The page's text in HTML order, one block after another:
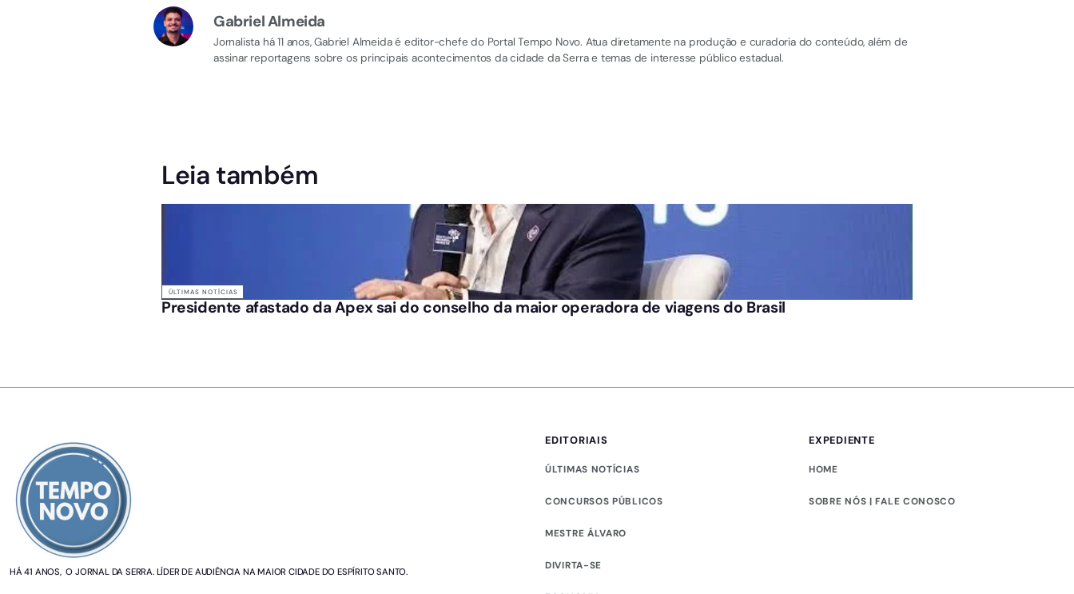
Gabriel Almeida
Jornalista há 11 anos, Gabriel Almeida é editor-chefe do Portal Tempo Novo. Atua diretamente na produção e curadoria do conteúdo, além de
assinar reportagens sobre os principais acontecimentos da cidade da Serra e temas de interesse público estadual.
Leia também
ÚLTIMAS NOTÍCIAS
Presidente afastado da Apex sai do conselho da maior operadora de viagens do Brasil
HÁ 41 ANOS, O JORNAL DA SERRA. LÍDER DE AUDIÊNCIA NA MAIOR CIDADE DO ESPÍRITO SANTO.
EDITORIAIS
ÚLTIMAS NOTÍCIAS
CONCURSOS PÚBLICOS
MESTRE ÁLVARO
DIVIRTA-SE
EXPEDIENTE
HOME
SOBRE NÓS | FALE CONOSCO